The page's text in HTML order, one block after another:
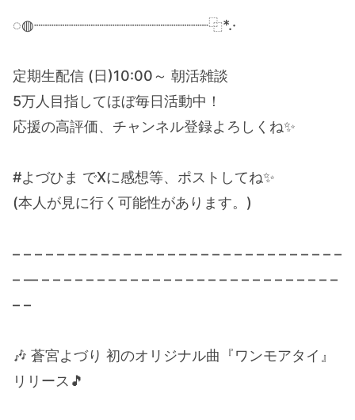
◌◍┈┈┈┈┈┈┈┈┈┈┈┈┈┈┈┈┈┈┈┈⿻*.·
定期生配信 (日)10:00～ 朝活雑談
5万人目指してほぼ毎日活動中！
応援の高評価、チャンネル登録よろしくね✨
#よづひま でXに感想等、ポストしてね✨
(本人が見に行く可能性があります。)
– – – – – – – – – – – – – – – – – – – – – – – – – – – – – –
– — – – – – – – – – – – – – – – – – – – – – – – – – – – –
– –
🎶 蒼宮よづり 初のオリジナル曲『ワンモアタイ』
リリース🎵